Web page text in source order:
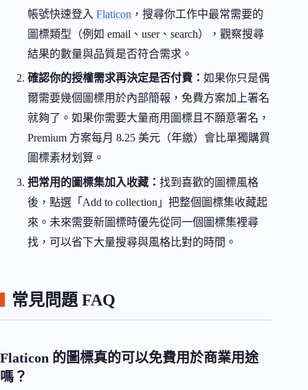
帳號快速登入 Flaticon ，搜尋你工作中最常需要的
圖標類型（例如 email、user、search），觀察搜尋
結果的數量與品質是否符合需求。
確認你的授權需求再決定是否付費： 如果你只是偶
爾需要幾個圖標用於內部簡報，免費方案加上署名
就夠了。如果你需要大量商用圖標且不願意署名，
Premium 方案每月 8.25 美元（年繳）會比單獨購買
圖標素材划算。
把常用的圖標集加入收藏： 找到喜歡的圖標風格
後，點選「Add to collection」把整個圖標集收藏起
來。未來需要新圖標時優先從同一個圖標集裡尋
找，可以省下大量搜尋與風格比對的時間。
常見問題 FAQ
Flaticon 的圖標真的可以免費用於商業用途
嗎？